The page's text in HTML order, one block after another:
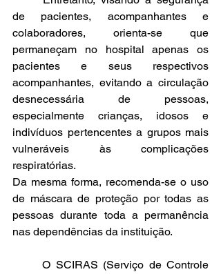
de pacientes, acompanhantes e
colaboradores, orienta-se que
permaneçam no hospital apenas os
pacientes e seus respectivos
acompanhantes, evitando a circulação
desnecessária de pessoas,
especialmente crianças, idosos e
indivíduos pertencentes a grupos mais
vulneráveis às complicações
respiratórias.
Da mesma forma, recomenda-se o uso
de máscara de proteção por todas as
pessoas durante toda a permanência
nas dependências da instituição.
	O SCIRAS (Serviço de Controle